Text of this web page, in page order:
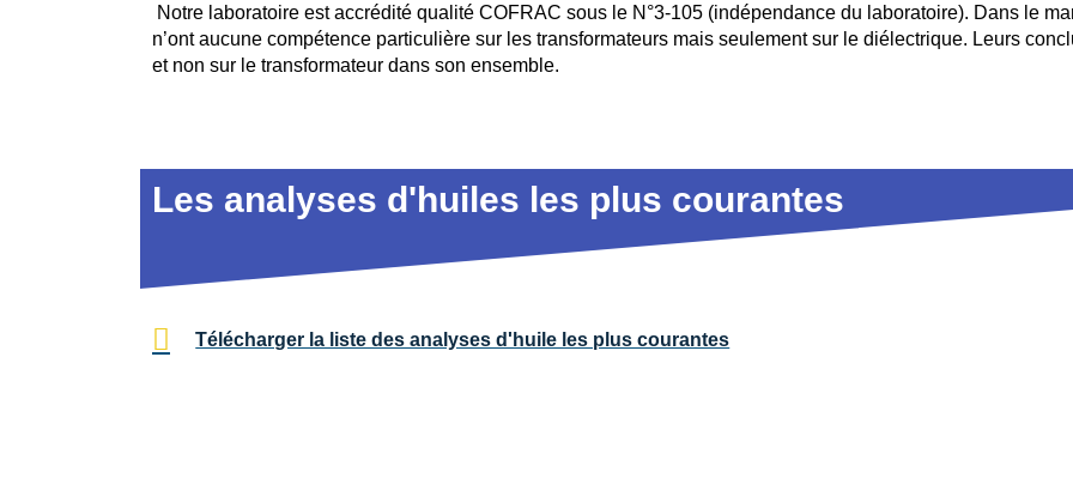
Notre laboratoire est accrédité qualité COFRAC sous le N°3-105 (indépendance du laboratoire). Dans le
n’ont aucune compétence particulière sur les transformateurs mais seulement sur le diélectrique. Leurs
et non sur le transformateur dans son ensemble.
Les analyses d'huiles les plus courantes
Télécharger la liste des analyses d'huile les plus courantes